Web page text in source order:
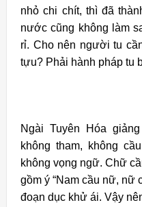
nhỏ chi chít, thì đã
nước cũng không làm
rỉ. Cho nên người tu
tựu? Phải hành pháp tu
Ngài Tuyên Hóa
không tham, không
không vọng ngữ. Chữ
gồm ý “Nam cầu nữ, nữ
đoạn dục khử ái.Vậy